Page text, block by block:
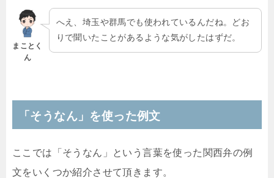
まことく
ん
へえ、埼玉や群馬でも使われているんだね。どお
りで聞いたことがあるような気がしたはずだ。
「そうなん」を使った例文
ここでは「そうなん」という言葉を使った関西弁の例
文をいくつか紹介させて頂きます。